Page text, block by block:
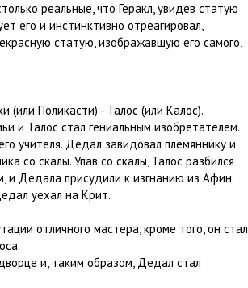
реальные, что Геракл, увидев статую
его и инстинктивно отреагировал,
статую, изображавшую его самого,
(или Поликасти) - Талос (или Калос).
и Талос стал гениальным изобретателем.
учителя. Дедал завидовал племяннику и
со скалы. Упав со скалы, Талос разбился
и Дедала присудили к изгнанию из Афин.
уехал на Крит.
отличного мастера, кроме того, он стал
и, таким образом, Дедал стал